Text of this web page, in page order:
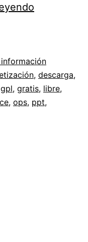
en
software
libre
//
, descarga,
gpl, gratis, libre,
, ops, ppt,